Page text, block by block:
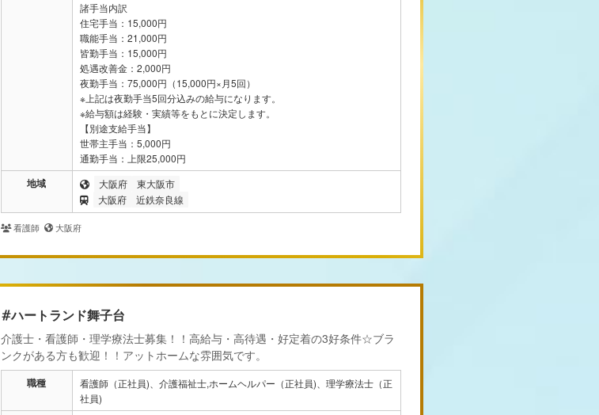
諸手当内訳
住宅手当：15,000円
職能手当：21,000円
皆勤手当：15,000円
処遇改善金：2,000円
夜勤手当：75,000円（15,000円×月5回）
※上記は夜勤手当5回分込みの給与になります。
※給与額は経験・実績等をもとに決定します。
【別途支給手当】
世帯主手当：5,000円
通勤手当：上限25,000円
地域 大阪府
東大阪市
大阪府
近鉄奈良線
看護師 大阪府
#ハートランド舞子台
介護士・看護師・理学療法士募集！！高給与・高待遇・好定着の3好条件☆ブラ
ンクがある方も歓迎！！アットホームな雰囲気です。
職種
看護師（正社員)、介護福祉士,ホームヘルパー（正社員)、理学療法士（正
社員)